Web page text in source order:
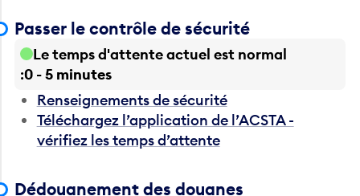
Passer le contrôle de sécurité
Le temps d'attente actuel est normal
0 - 5 minutes
Renseignements de sécurité
Téléchargez l’application de l’ACSTA -
vérifiez les temps d’attente
Dédouanement des douanes